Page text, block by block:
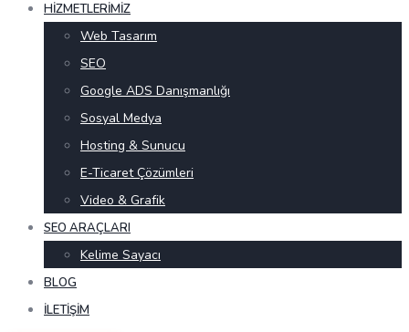
HIZMETLERIMIZ
Web Tasarım
SEO
Google ADS Danışmanlığı
Sosyal Medya
Hosting & Sunucu
E-Ticaret Çözümleri
Video & Grafik
SEO ARAÇLARI
Kelime Sayacı
BLOG
İLETIŞIM